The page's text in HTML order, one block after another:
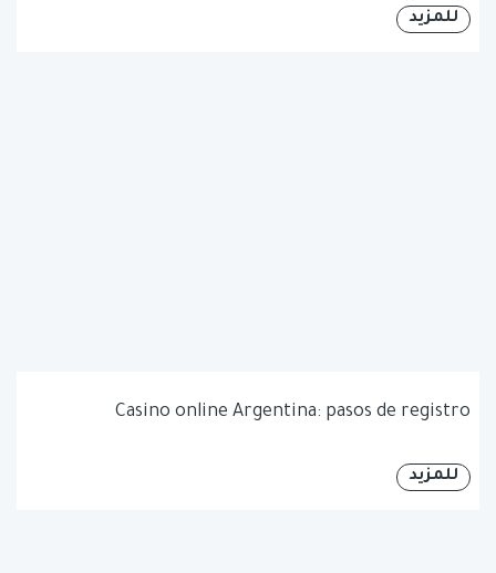
للمزيد
Casino online Argentina: pasos de registro
للمزيد